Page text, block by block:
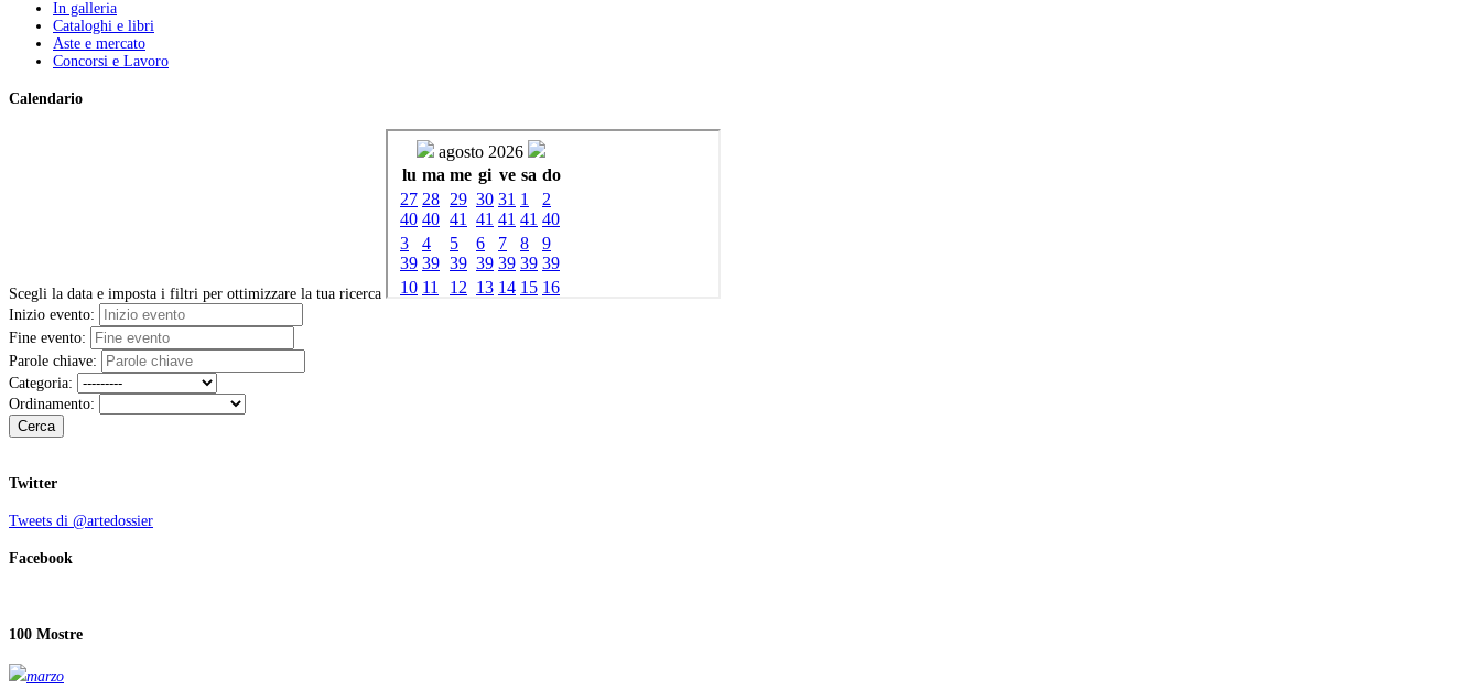
In galleria
Cataloghi e libri
Aste e mercato
Concorsi e Lavoro
Calendario
Scegli la data e imposta i filtri per ottimizzare la tua ricerca
Inizio evento:
Fine evento:
Parole chiave:
Categoria:
Ordinamento:
Cerca
Twitter
Tweets di @artedossier
Facebook
100 Mostre
marzo